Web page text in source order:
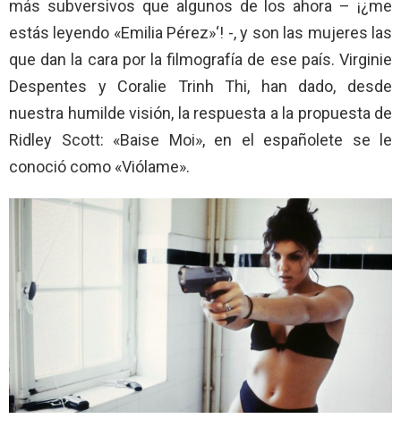
más subversivos que algunos de los ahora – ¡¿me
estás leyendo «Emilia Pérez»‘! -, y son las mujeres las
que dan la cara por la filmografía de ese país. Virginie
Despentes y Coralie Trinh Thi, han dado, desde
nuestra humilde visión, la respuesta a la propuesta de
Ridley Scott: «Baise Moi», en el españolete se le
conoció como «Viólame».